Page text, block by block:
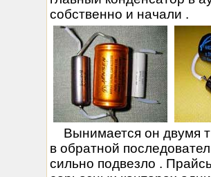
собственно и начали .
Вынимается он двумя
в обратной
сильно подвезло .